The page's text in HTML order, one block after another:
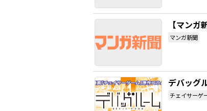
【マン
マンガ新聞
デバッグ
チェイサーゲ